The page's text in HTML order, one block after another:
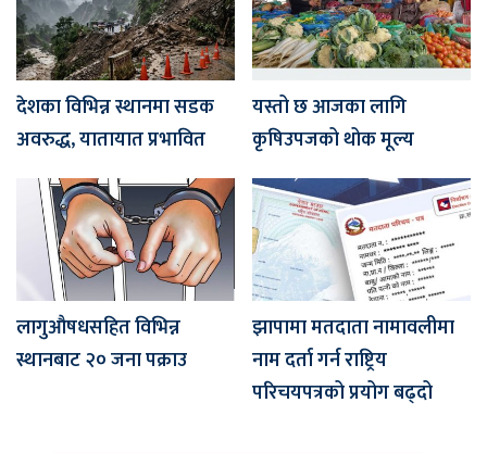
देशका विभिन्न स्थानमा सडक
अवरुद्ध, यातायात प्रभावित
यस्तो छ आजका लागि
कृषिउपजको थोक मूल्य
लागुऔषधसहित विभिन्न
स्थानबाट २० जना पक्राउ
झापामा मतदाता नामावलीमा
नाम दर्ता गर्न राष्ट्रिय
परिचयपत्रको प्रयोग बढ्दो